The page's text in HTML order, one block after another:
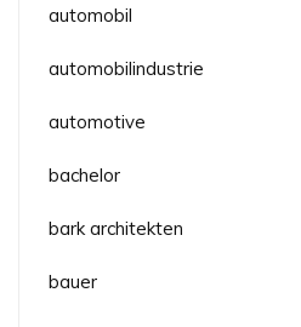
automobil
automobilindustrie
automotive
bachelor
bark architekten
bauer